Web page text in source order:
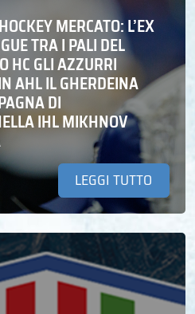
MERCATO: L’EX
TRA I PALI DEL
HC GLI AZZURRI
AHL IL GHERDEINA
DI
IHL MIKHNOV
LEGGI TUTTO